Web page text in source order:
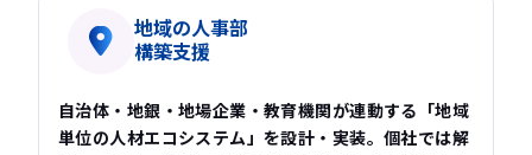
地域の人事部
構築支援
自治体・地銀・地場企業・教育機関が連動する「地域
単位の人材エコシステム」を設計・実装。個社では解